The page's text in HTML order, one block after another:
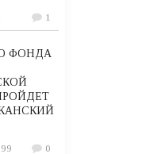
1
ФОНДА
0